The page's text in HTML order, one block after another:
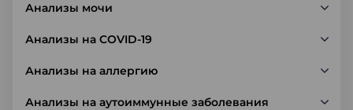
Анализы мочи
Анализы на COVID-19
Анализы на аллергию
Анализы на аутоиммунные заболевания